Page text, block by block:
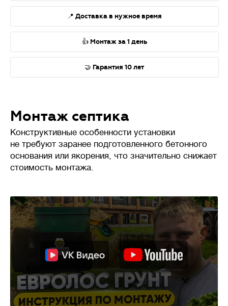
📍 Доставка в нужное время
👍 Монтаж за 1 день
🤝 Гарантия 10 лет
Монтаж септика
Конструктивные особенности установки
не требуют заранее подготовленного бетонного
основания или якорения, что значительно снижает
стоимость монтажа.